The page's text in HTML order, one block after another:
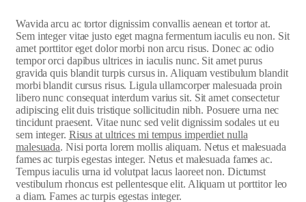
Wavida arcu ac tortor dignissim convallis aenean et tortor at.
Sem integer vitae justo eget magna fermentum iaculis eu non. Sit
amet porttitor eget dolor morbi non arcu risus. Donec ac odio
tempor orci dapibus ultrices in iaculis nunc. Sit amet purus
gravida quis blandit turpis cursus in. Aliquam vestibulum blandit
morbi blandit cursus risus. Ligula ullamcorper malesuada proin
libero nunc consequat interdum varius sit. Sit amet consectetur
adipiscing elit duis tristique sollicitudin nibh. Posuere urna nec
tincidunt praesent. Vitae nunc sed velit dignissim sodales ut eu
sem integer. Risus at ultrices mi tempus imperdiet nulla
malesuada. Nisi porta lorem mollis aliquam. Netus et malesuada
fames ac turpis egestas integer. Netus et malesuada fames ac.
Tempus iaculis urna id volutpat lacus laoreet non. Dictumst
vestibulum rhoncus est pellentesque elit. Aliquam ut porttitor leo
a diam. Fames ac turpis egestas integer.